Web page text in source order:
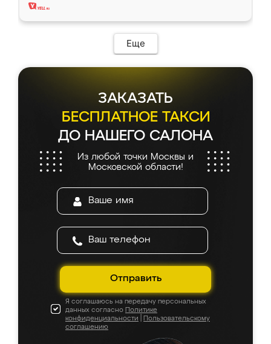
Еще
ЗАКАЗАТЬ
БЕСПЛАТНОЕ ТАКСИ
ДО НАШЕГО САЛОНА
Из любой точки Москвы и
Московской области!
Отправить
Я соглашаюсь на передачу персональных
данных согласно Политике
конфиденциальности
Пользовательскому
соглашению